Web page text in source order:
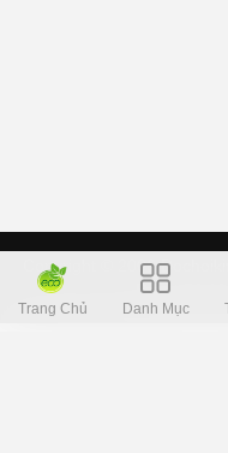
Copyright © 2006
Trang Chủ
Danh Mục